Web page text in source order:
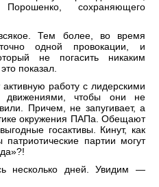
сохраняющего
Тем более, во время
одной провокации, и
не погасить никаким
показал.
работу с лидерскими
движениями, чтобы они не
Причем, не запугивает, а
окружения ПАПа. Обещают
госактивы. Кинут, как
партии могут
несколько дней. Увидим —